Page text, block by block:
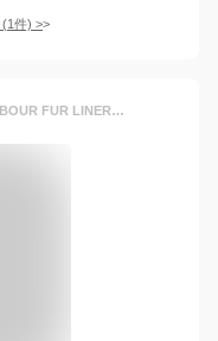
(1件) >
【Barbour】 バブアー MLI0035 BARBOUR FUR LINER ベスト ボア ライニング ファーベスト メンズ レディース